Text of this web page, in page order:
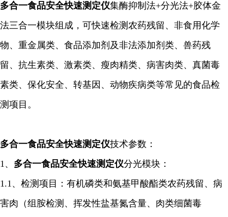
多合一食品安全快速测定仪集酶抑制 法+分光法+胶体金
法三合一模块组成，可快速检测农药残留、非食用化学
物、重金属类、食品添加剂及非法添加剂类、兽药残
留、抗生素类、激素类、瘦肉精类、病害肉类、真菌毒
素类、保化安全、转基因、动物疾病类等常见的食品检
测项目。
多合一食品安全快速测定仪技术参数：
1、 多合一食品安全快速测定仪分光模块：
1.1、检测项目： 有机磷类和氨基甲酸酯类农药残留、 病
害肉（组胺检测、挥发性盐基氮含量、肉类细菌毒